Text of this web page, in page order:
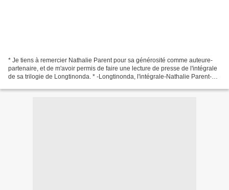
* Je tiens à remercier Nathalie Parent pour sa générosité comme auteure-
partenaire, et de m'avoir permis de faire une lecture de presse de l'intégrale
de sa trilogie de Longtinonda. * -Longtinonda, l'intégrale-Nathalie Parent-